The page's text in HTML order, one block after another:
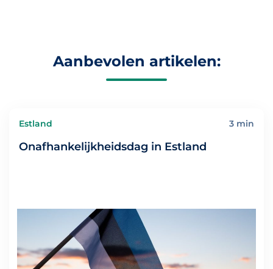
Aanbevolen artikelen:
Estland 3 min
Onafhankelijkheidsdag in Estland